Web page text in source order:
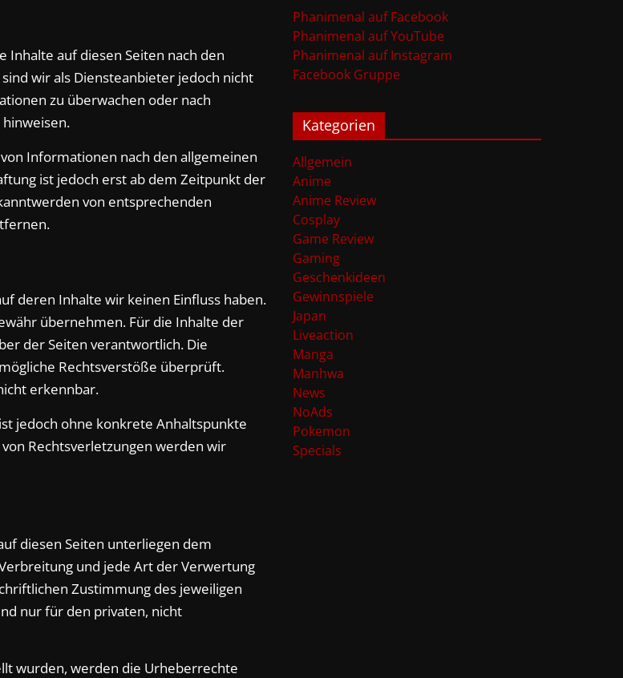
Inhalte auf diesen Seiten nach den
wir als Diensteanbieter jedoch nicht
zu überwachen oder nach
Informationen nach den allgemeinen
ist jedoch erst ab dem Zeitpunkt der
von entsprechenden
deren Inhalte wir keinen Einfluss haben.
übernehmen. Für die Inhalte der
der Seiten verantwortlich. Die
Rechtsverstöße überprüft.
erkennbar.
jedoch ohne konkrete Anhaltspunkte
Rechtsverletzungen werden wir
diesen Seiten unterliegen dem
und jede Art der Verwertung
Zustimmung des jeweiligen
nur für den privaten, nicht
wurden, werden die Urheberrechte
Phanimenal auf Facebook
Phanimenal auf YouTube
Phanimenal auf Instagram
Facebook Gruppe
Kategorien
Allgemein
Anime
Anime Review
Cosplay
Game Review
Gaming
Geschenkideen
Gewinnspiele
Japan
Liveaction
Manga
Manhwa
News
NoAds
Pokemon
Specials